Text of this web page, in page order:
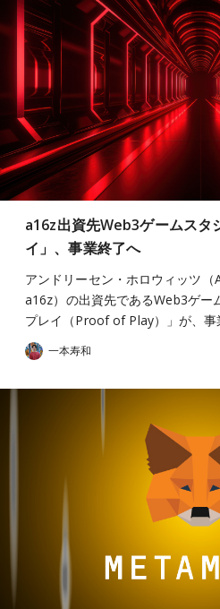
a16z出資先Web3ゲームスタ
イ」、事業終了へ
アンドリーセン・ホロウィッツ
a16z）の出資先であるWeb3ゲー
プレイ（Proof of Play）」が、
一本寿和